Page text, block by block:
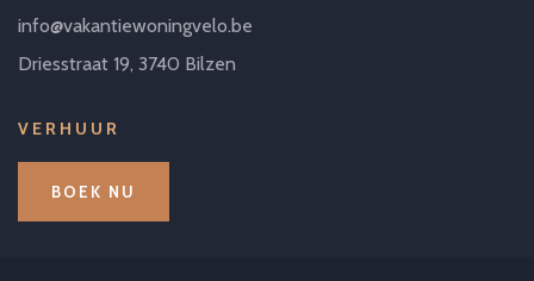
info@vakantiewoningvelo.be
Driesstraat 19, 3740 Bilzen
VERHUUR
BOEK NU